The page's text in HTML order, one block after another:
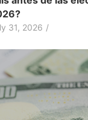
31, 2026 /